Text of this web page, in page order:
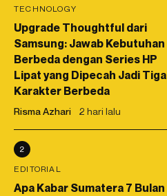
TECHNOLOGY
Upgrade Thoughtful dari
Samsung: Jawab Kebutuhan
Berbeda dengan Series HP
Lipat yang Dipecah Jadi Tiga
Karakter Berbeda
Risma Azhari 2 hari lalu
2
EDITORIAL
Apa Kabar Sumatera 7 Bulan